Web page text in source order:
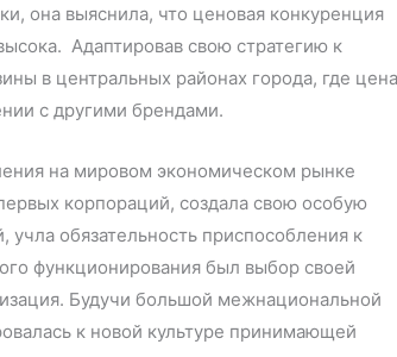
она выяснила, что ценовая конкуренция
Адаптировав свою стратегию к
в центральных районах города, где цена
с другими брендами.
на мировом экономическом рынке
корпораций, создала свою особую
обязательность приспособления к
функционирования был выбор своей
Будучи большой межнациональной
к новой культуре принимающей